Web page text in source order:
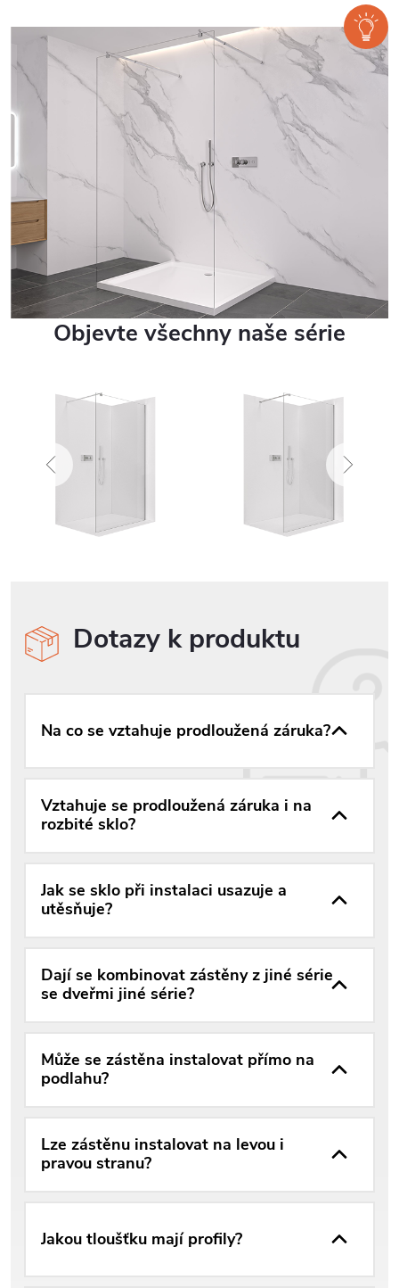
Objevte všechny naše série
Dotazy k produktu
Na co se vztahuje prodloužená záruka?
Vztahuje se prodloužená záruka i na
rozbité sklo?
Jak se sklo při instalaci usazuje a
utěsňuje?
Dají se kombinovat zástěny z jiné série
se dveřmi jiné série?
Může se zástěna instalovat přímo na
podlahu?
Lze zástěnu instalovat na levou i
pravou stranu?
Jakou tloušťku mají profily?